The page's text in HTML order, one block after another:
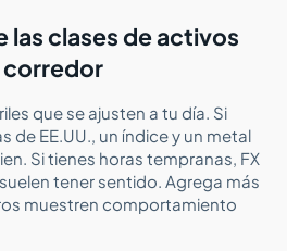
las clases de activos
corredor
que se ajusten a tu día. Si
de EE.UU., un índice y un metal
Si tienes horas tempranas, FX
tener sentido. Agrega más
muestren comportamiento